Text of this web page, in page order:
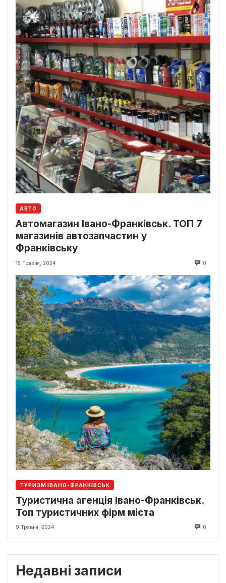
АВТО
Автомагазин Івано-Франківськ. ТОП 7
магазинів автозапчастин у
Франківську
15 Травня, 2024 0
ТУРИЗМ ІВАНО-ФРАНКІВСЬК
Туристична агенція Івано-Франківськ.
Топ туристичних фірм міста
9 Травня, 2024 0
Недавні записи